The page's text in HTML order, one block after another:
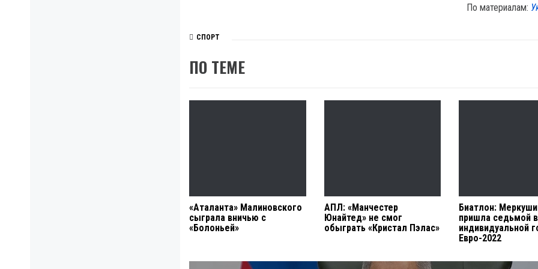
По материалам:
СПОРТ
ПО ТЕМЕ
«Аталанта» Малиновского
сыграла вничью с
«Болоньей»
АПЛ: «Манчестер
Юнайтед» не смог
обыграть «Кристал Пэлас»
Биатлон:
пришла седьмой в
индивидуальной
Евро-2022